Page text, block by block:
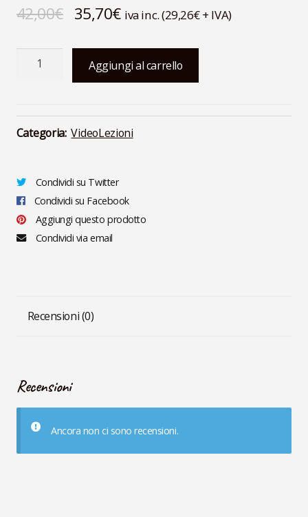
42,00€ Il
originale
era:
42,00€.
35,70€Il
attuale
è:
35,70€.
iva inc. (29,26€+ IVA)
Aromaterapia
Olfatto
-
LEZIONE
7
quantità
Aggiungi al carrello
Categoria: VideoLezioni
Condividi su Twitter
Condividi su Facebook
Aggiungi questo prodotto
Condividi via email
Recensioni (0)
Recensioni
Ancora non ci sono recensioni.